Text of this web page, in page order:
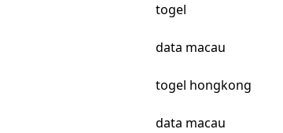
togel
data macau
togel hongkong
data macau